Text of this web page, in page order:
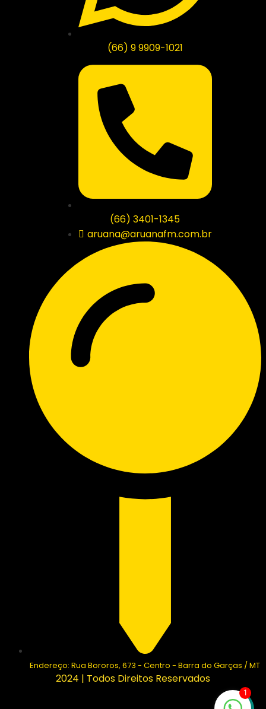
(66) 9 9909-1021
(66) 3401-1345
aruana@aruanafm.com.br
Endereço: Rua Bororos, 673 - Centro - Barra do Garças / MT
2024 | Todos Direitos Reservados
1